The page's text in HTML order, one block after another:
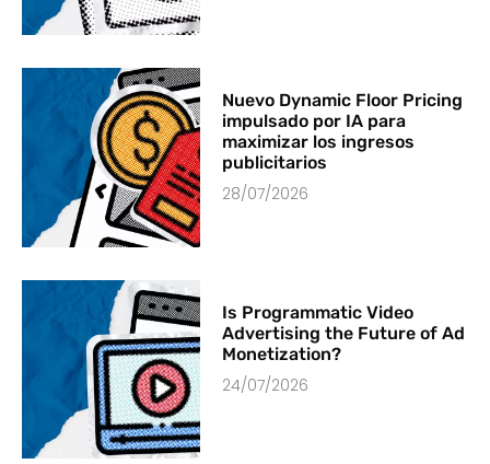
Nuevo Dynamic Floor Pricing
impulsado por IA para
maximizar los ingresos
publicitarios
28/07/2026
Is Programmatic Video
Advertising the Future of Ad
Monetization?
24/07/2026